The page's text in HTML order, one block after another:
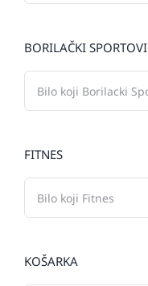
BORILAČKI SPORTOVI
FITNES
KOŠARKA